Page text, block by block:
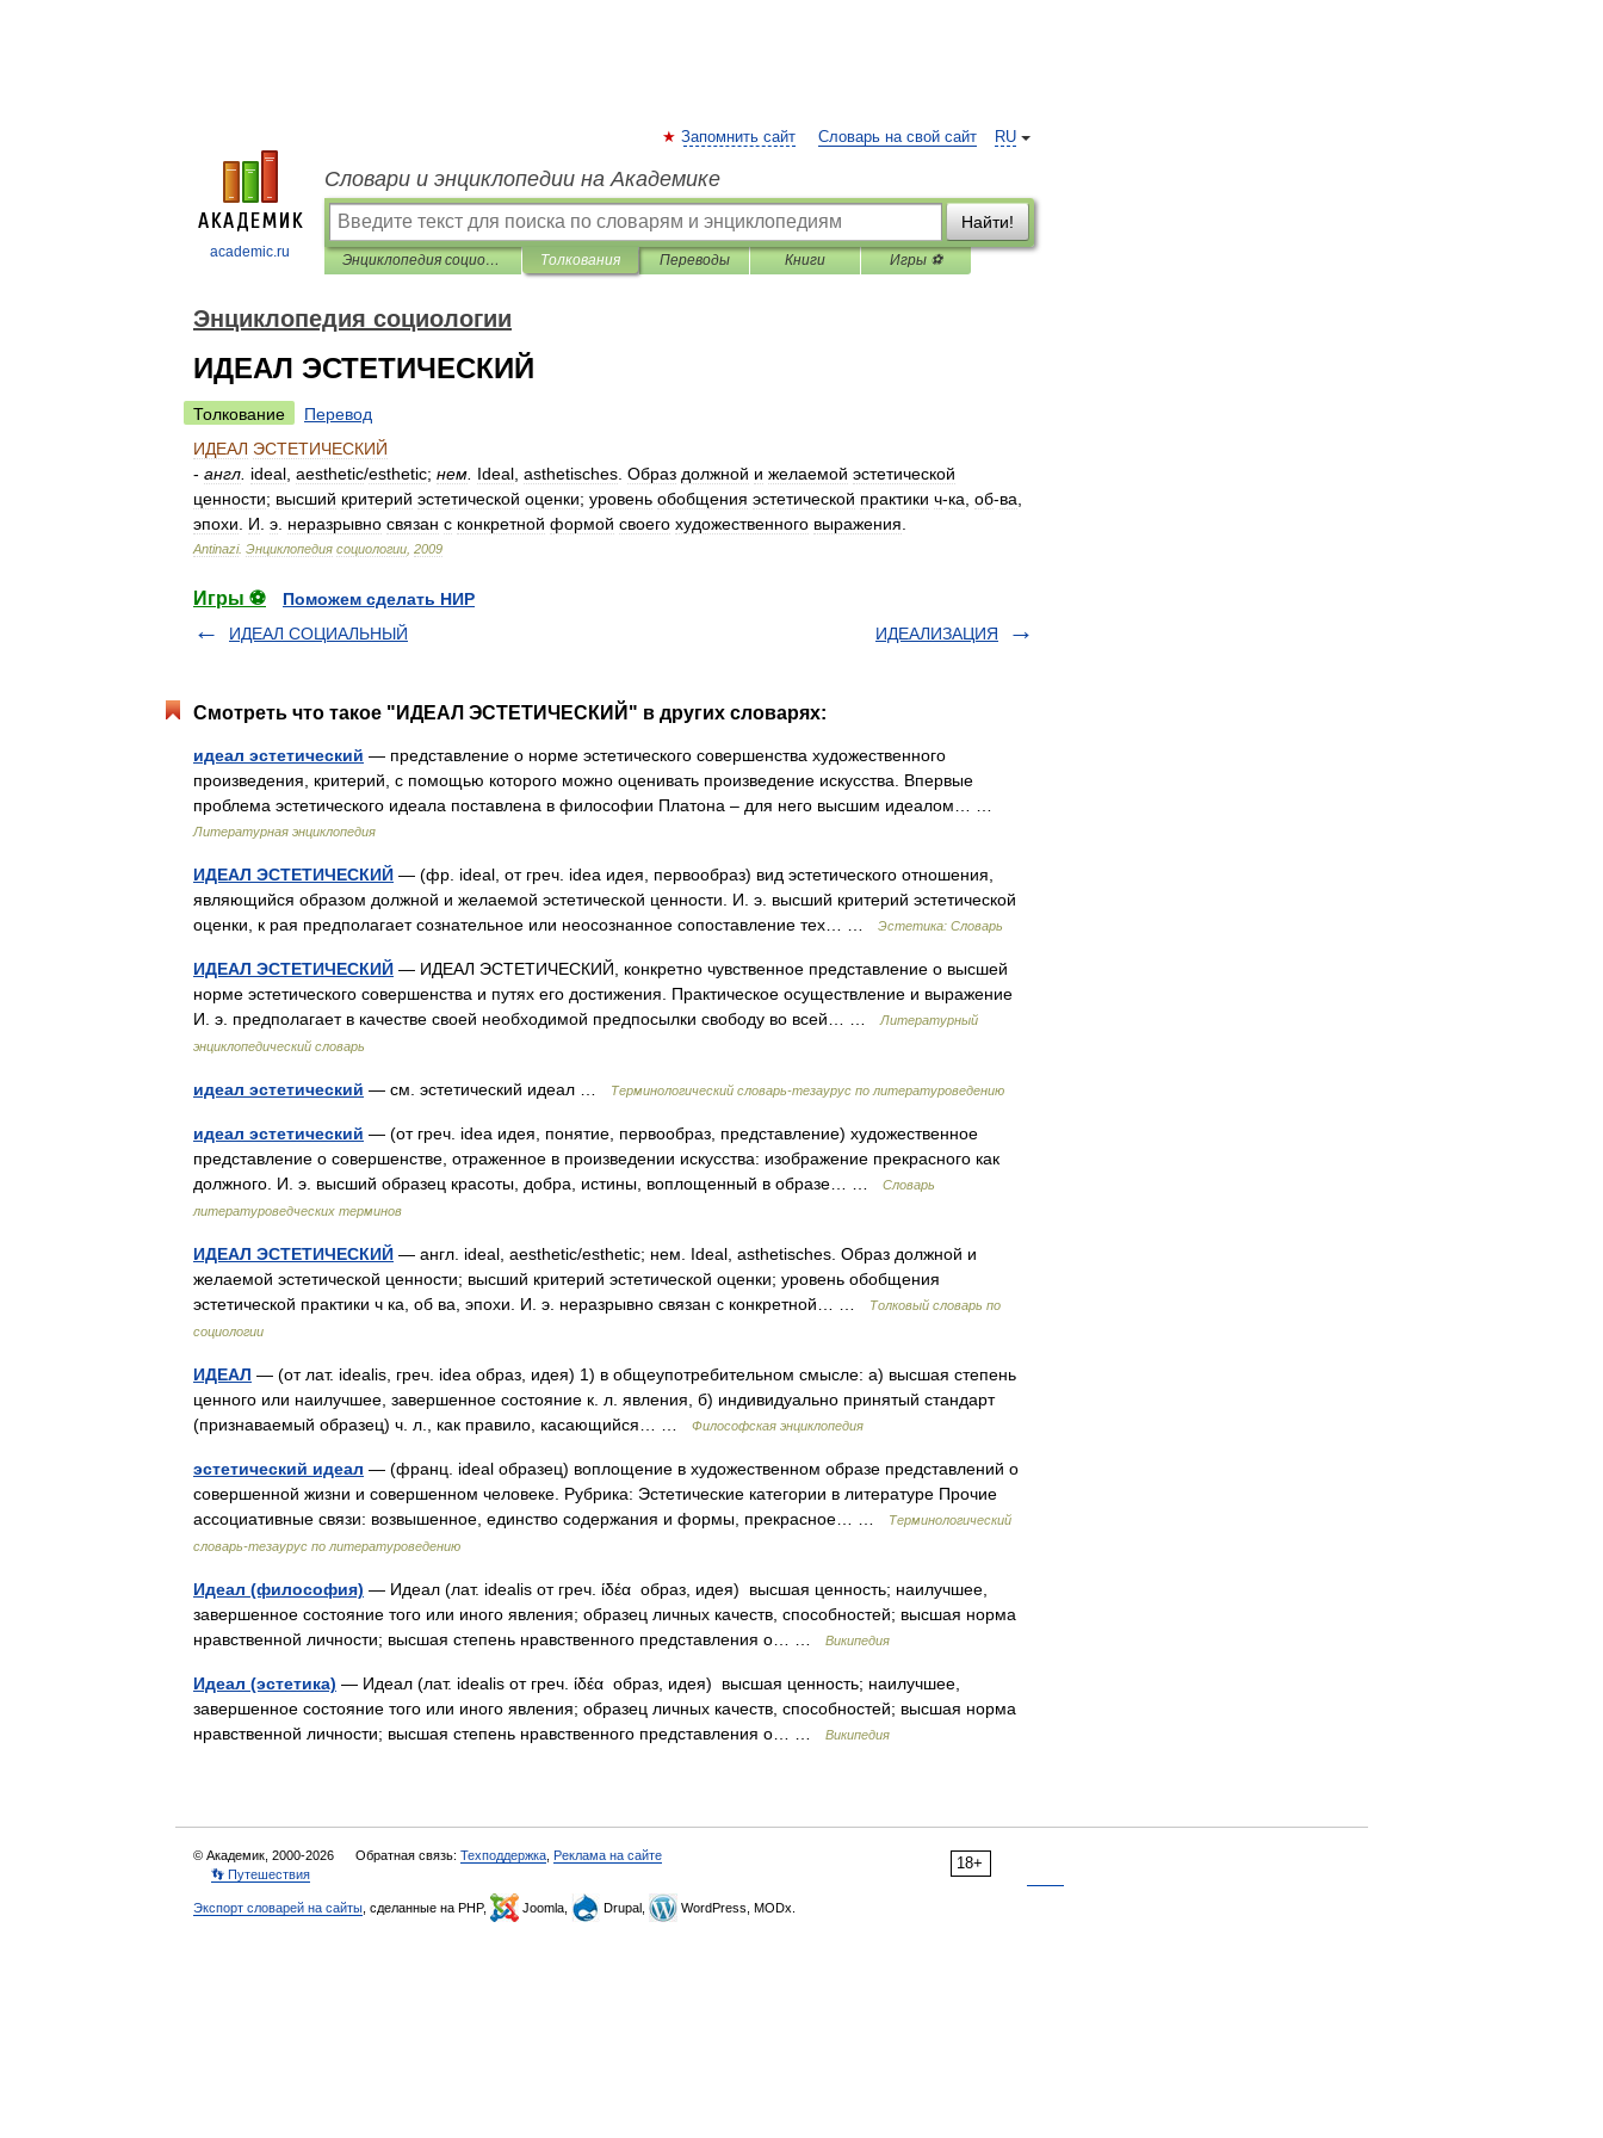
academic.ru
RU
Запомнить сайт Словарь на свой сайт
Словари и энциклопедии на Академике
Найти!
Энциклопедия социологии Толкования Переводы Книги Игры ⚽
Энциклопедия социологии
ИДЕАЛ ЭСТЕТИЧЕСКИЙ
Толкование
Перевод
ИДЕАЛ ЭСТЕТИЧЕСКИЙ
- англ ideal aesthetic/esthetic; нем Ideal asthetisches Образ должной и желаемой эстетической
ценности; высший критерий эстетической оценки; уровень обобщения эстетической практики ч-ка об-ва
эпохи
И э неразрывно связан с конкретной формой своего художественного выражения
Antinazi. Энциклопедия социологии 2009
Игры ⚽
Поможем сделать НИР
ИДЕАЛ СОЦИАЛЬНЫЙ
ИДЕАЛИЗАЦИЯ
Смотреть что такое "ИДЕАЛ ЭСТЕТИЧЕСКИЙ" в других словарях:
идеал эстетический — представление о норме эстетического совершенства художественного
произведения, критерий, с помощью которого можно оценивать произведение искусства. Впервые
проблема эстетического идеала поставлена в философии Платона – для него высшим идеалом… …
Литературная энциклопедия
ИДЕАЛ ЭСТЕТИЧЕСКИЙ — (фр. ideal, от греч. idea идея, первообраз) вид эстетического отношения,
являющийся образом должной и желаемой эстетической ценности. И. э. высший критерий эстетической
оценки, к рая предполагает сознательное или неосознанное сопоставление тех… …
Эстетика: Словарь
ИДЕАЛ ЭСТЕТИЧЕСКИЙ — ИДЕАЛ ЭСТЕТИЧЕСКИЙ, конкретно чувственное представление о высшей
норме эстетического совершенства и путях его достижения. Практическое осуществление и выражение
И. э. предполагает в качестве своей необходимой предпосылки свободу во всей… …
Литературный
энциклопедический словарь
идеал эстетический — см. эстетический идеал … Терминологический словарь-тезаурус по литературоведению
идеал эстетический — (от греч. idea идея, понятие, первообраз, представление) художественное
представление о совершенстве, отраженное в произведении искусства: изображение прекрасного как
должного. И. э. высший образец красоты, добра, истины, воплощенный в образе… …
Словарь
литературоведческих терминов
ИДЕАЛ ЭСТЕТИЧЕСКИЙ — англ. ideal, aesthetic/esthetic; нем. Ideal, asthetisches. Образ должной и
желаемой эстетической ценности; высший критерий эстетической оценки; уровень обобщения
эстетической практики ч ка, об ва, эпохи. И. э. неразрывно связан с конкретной… …
Толковый словарь по
социологии
ИДЕАЛ — (от лат. idealis, греч. idea образ, идея) 1) в общеупотребительном смысле: а) высшая степень
ценного или наилучшее, завершенное состояние к. л. явления, б) индивидуально принятый стандарт
(признаваемый образец) ч. л., как правило, касающийся… …
Философская энциклопедия
эстетический идеал — (франц. ideal образец) воплощение в художественном образе представлений о
совершенной жизни и совершенном человеке. Рубрика: Эстетические категории в литературе Прочие
ассоциативные связи: возвышенное, единство содержания и формы, прекрасное… …
Терминологический
словарь-тезаурус по литературоведению
Идеал (философия) — Идеал (лат. idealis от греч. ίδέα образ, идея) высшая ценность; наилучшее,
завершенное состояние того или иного явления; образец личных качеств, способностей; высшая норма
нравственной личности; высшая степень нравственного представления о… …
Википедия
Идеал (эстетика) — Идеал (лат. idealis от греч. ίδέα образ, идея) высшая ценность; наилучшее,
завершенное состояние того или иного явления; образец личных качеств, способностей; высшая норма
нравственной личности; высшая степень нравственного представления о… …
Википедия
18+
© Академик, 2000-2026 Обратная связь: Техподдержка Реклама на сайте
👣 Путешествия
Экспорт словарей на сайты , сделанные на PHP, Joomla, Drupal, WordPress, MODx.